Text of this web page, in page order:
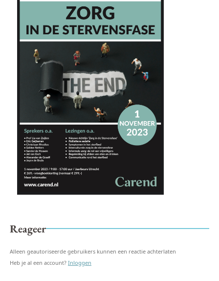
Reageer
Alleen geautoriseerde gebruikers kunnen een reactie achterlaten
Heb je al een account? Inloggen